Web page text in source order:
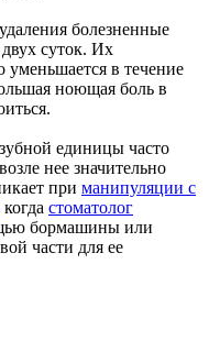
болезненные
суток. Их
уменьшается в течение
ноющая боль в
единицы часто
нее значительно
при манипуляции с
когда стоматолог
бормашины или
части для ее